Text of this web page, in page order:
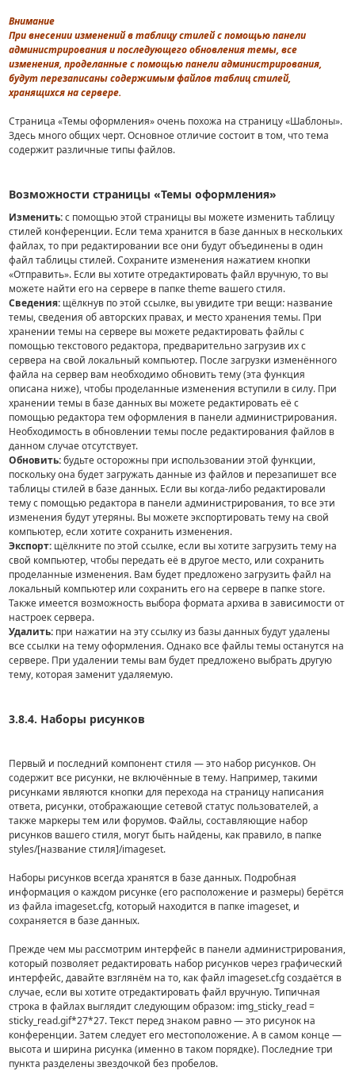
Внимание
При внесении изменений в таблицу стилей с помощью панели
администрирования и последующего обновления темы, все
изменения, проделанные с помощью панели администрирования,
будут перезаписаны содержимым файлов таблиц стилей,
хранящихся на сервере.
Страница «Темы оформления» очень похожа на страницу «Шаблоны».
Здесь много общих черт. Основное отличие состоит в том, что тема
содержит различные типы файлов.
Возможности страницы «Темы оформления»
Изменить:с помощью этой страницы вы можете изменить таблицу
стилей конференции. Если тема хранится в базе данных в нескольких
файлах, то при редактировании все они будут объединены в один
файл таблицы стилей. Сохраните изменения нажатием кнопки
«Отправить». Если вы хотите отредактировать файл вручную, то вы
можете найти его на сервере в папке theme вашего стиля.
Сведения: щёлкнув по этой ссылке, вы увидите три вещи: название
темы, сведения об авторских правах, и место хранения темы. При
хранении темы на сервере вы можете редактировать файлы с
помощью текстового редактора, предварительно загрузив их с
сервера на свой локальный компьютер. После загрузки изменённого
файла на сервер вам необходимо обновить тему (эта функция
описана ниже), чтобы проделанные изменения вступили в силу. При
хранении темы в базе данных вы можете редактировать её с
помощью редактора тем оформления в панели администрирования.
Необходимость в обновлении темы после редактирования файлов в
данном случае отсутствует.
Обновить:будьте осторожны при использовании этой функции,
поскольку она будет загружать данные из файлов и перезапишет все
таблицы стилей в базе данных. Если вы когда-либо редактировали
тему с помощью редактора в панели администрирования, то все эти
изменения будут утеряны. Вы можете экспортировать тему на свой
компьютер, если хотите сохранить изменения.
Экспорт: щёлкните по этой ссылке, если вы хотите загрузить тему на
свой компьютер, чтобы передать её в другое место, или сохранить
проделанные изменения. Вам будет предложено загрузить файл на
локальный компьютер или сохранить его на сервере в папке store.
Также имеется возможность выбора формата архива в зависимости от
настроек сервера.
Удалить: при нажатии на эту ссылку из базы данных будут удалены
все ссылки на тему оформления. Однако все файлы темы останутся на
сервере. При удалении темы вам будет предложено выбрать другую
тему, которая заменит удаляемую.
3.8.4. Наборы рисунков
Первый и последний компонент стиля — это набор рисунков. Он
содержит все рисунки, не включённые в тему. Например, такими
рисунками являются кнопки для перехода на страницу написания
ответа, рисунки, отображающие сетевой статус пользователей, а
также маркеры тем или форумов. Файлы, составляющие набор
рисунков вашего стиля, могут быть найдены, как правило, в папке
styles/[название стиля]/imageset.
Наборы рисунков всегда хранятся в базе данных. Подробная
информация о каждом рисунке (его расположение и размеры) берётся
из файла imageset.cfg, который находится в папке imageset, и
сохраняется в базе данных.
Прежде чем мы рассмотрим интерфейс в панели администрирования,
который позволяет редактировать набор рисунков через графический
интерфейс, давайте взглянём на то, как файл imageset.cfg создаётся в
случае, если вы хотите отредактировать файл вручную. Типичная
строка в файлах выглядит следующим образом: img_sticky_read =
sticky_read.gif*27*27. Текст перед знаком равно — это рисунок на
конференции. Затем следует его местоположение. А в самом конце —
высота и ширина рисунка (именно в таком порядке). Последние три
пункта разделены звездочкой без пробелов.